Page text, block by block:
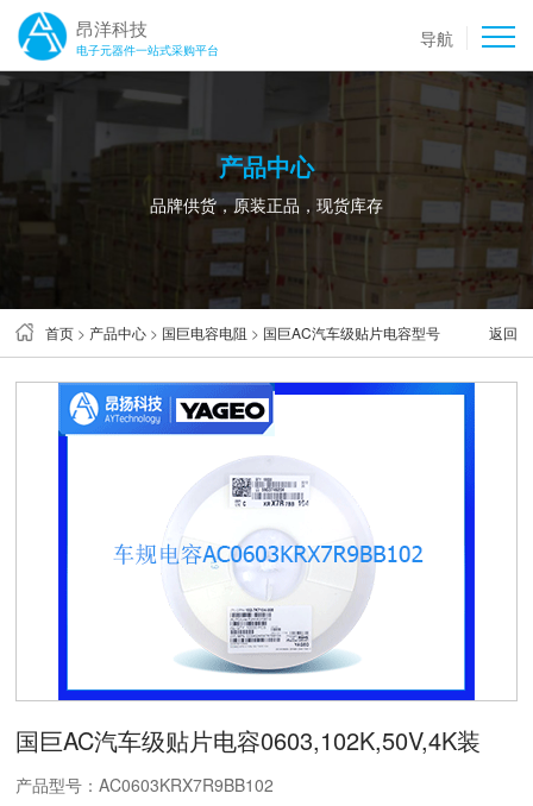
昂洋科技
电子元器件一站式采购平台 导航
产品中心
品牌供货，原装正品，现货库存
首页 > 产品中心 > 国巨电容电阻 > 国巨AC汽车级贴片电容型号 返回
国巨AC汽车级贴片电容0603,102K,50V,4K装
产品型号：AC0603KRX7R9BB102